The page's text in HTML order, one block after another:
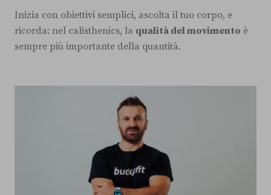
Inizia con obiettivi semplici, ascolta il tuo corpo, e
ricorda: nel calisthenics, la qualità del movimento è
sempre più importante della quantità.